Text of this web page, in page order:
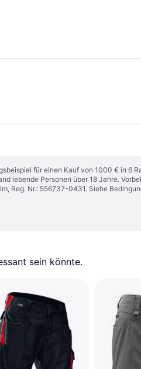
für einen Kauf von 1000 € in
lebende Personen über 18 Jahre.
Reg. Nr.: 556737-0431. Siehe
sein könnte.